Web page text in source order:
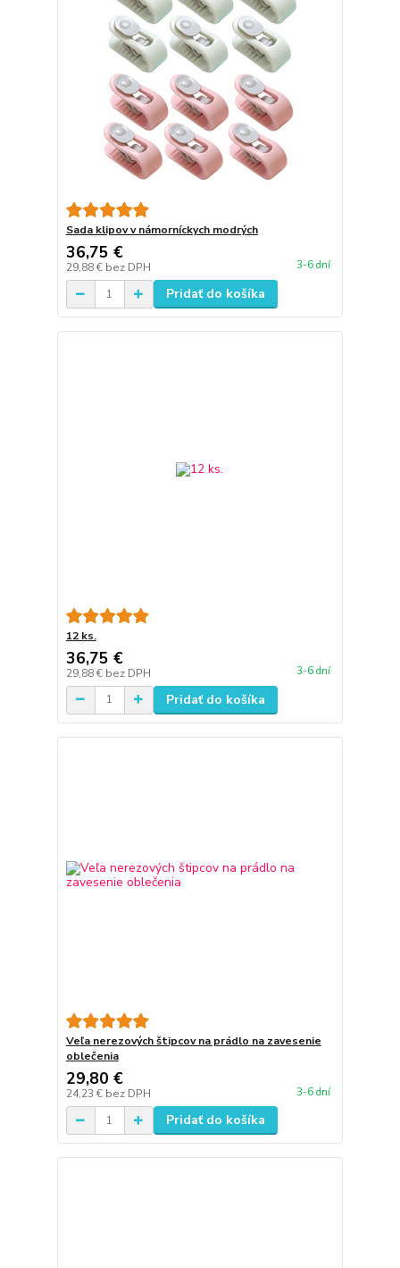
Sada klipov v námorníckych modrých
36,75 €
29,88 € bez DPH 3-6 dní
Pridať do košíka
12 ks.
36,75 €
29,88 € bez DPH 3-6 dní
Pridať do košíka
Veľa nerezových štipcov na prádlo na zavesenie
oblečenia
29,80 €
24,23 € bez DPH 3-6 dní
Pridať do košíka